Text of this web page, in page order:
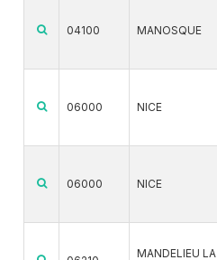
04100 MANOSQUE
06000 NICE
06000 NICE
MANDELIEU LA